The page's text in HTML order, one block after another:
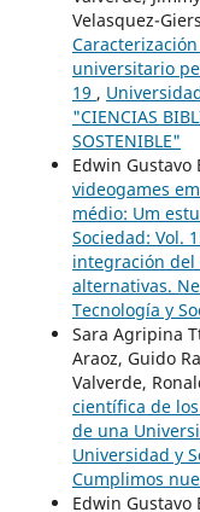
Velasquez-
universitario
19 ,
"CIENCIAS
SOSTENIBLE"
Edwin Gustavo
videogames
médio: Um
Sociedad: Vol.
integración del
alternativas.
Tecnología y
Sara Agripina
Araoz, Guido
Valverde,
científica de
de una
Universidad y
Cumplimos
Edwin Gustavo